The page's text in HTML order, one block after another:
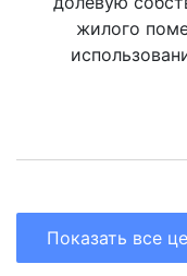
жилого
Показать все